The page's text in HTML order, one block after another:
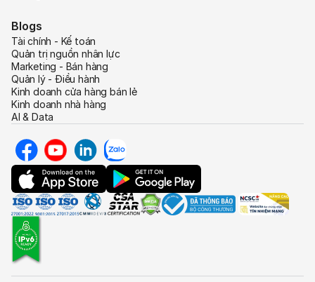
Blogs
Tài chính - Kế toán
Quản trị nguồn nhân lực
Marketing - Bán hàng
Quản lý - Điều hành
Kinh doanh cửa hàng bán lẻ
Kinh doanh nhà hàng
AI & Data